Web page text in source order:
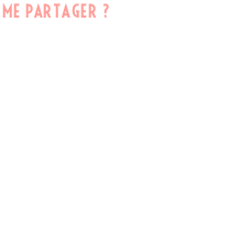
PARTAGER ?